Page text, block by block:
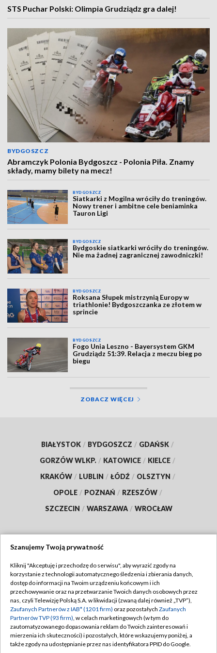
STS Puchar Polski: Olimpia Grudziądz gra dalej!
BYDGOSZCZ
Abramczyk Polonia Bydgoszcz - Polonia Piła. Znamy
składy, mamy bilety na mecz!
BYDGOSZCZ
Siatkarki z Mogilna wróciły do treningów.
Nowy trener i ambitne cele beniaminka
Tauron Ligi
BYDGOSZCZ
Bydgoskie siatkarki wróciły do treningów.
Nie ma żadnej zagranicznej zawodniczki!
BYDGOSZCZ
Roksana Słupek mistrzynią Europy w
triathlonie! Bydgoszczanka ze złotem w
sprincie
BYDGOSZCZ
Fogo Unia Leszno - Bayersystem GKM
Grudziądz 51:39. Relacja z meczu bieg po
biegu
ZOBACZ WIĘCEJ
BIAŁYSTOK / BYDGOSZCZ / GDAŃSK /
GORZÓW WLKP. / KATOWICE / KIELCE /
KRAKÓW / LUBLIN / ŁÓDŹ / OLSZTYN /
OPOLE / POZNAŃ / RZESZÓW /
SZCZECIN / WARSZAWA / WROCŁAW
TVP
Abonament TVP
Emisja w TVP
Centrum informacji TVP
Naziemna Telewizja Cyfrowa
Regulamin TVP
Polityka prywatności
Moje zgody
Pomoc
Szanujemy Twoją prywatność
Kliknij "Akceptuję i przechodzę do serwisu", aby wyrazić zgody na
korzystanie z technologii automatycznego śledzenia i zbierania danych,
dostęp do informacji na Twoim urządzeniu końcowym i ich
przechowywanie oraz na przetwarzanie Twoich danych osobowych przez
nas, czyli Telewizję Polską S.A. w likwidacji (zwaną dalej również „TVP”),
Zaufanych Partnerów z IAB* (1201 firm) oraz pozostałych Zaufanych
Partnerów TVP (93 firm), w celach marketingowych (w tym do
zautomatyzowanego dopasowania reklam do Twoich zainteresowań i
mierzenia ich skuteczności) i pozostałych, które wskazujemy poniżej, a
także zgody na udostępnianie przez nas identyfikatora PPID do Google.